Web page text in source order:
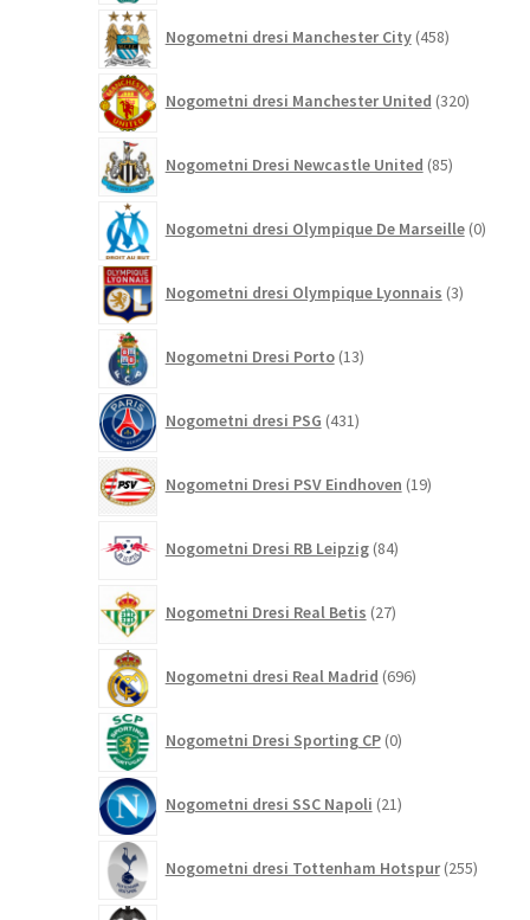
Nogometni dresi Manchester City 458izdelkov
Nogometni dresi Manchester United 320izdelkov
Nogometni Dresi Newcastle United 85izdelkov
Nogometni dresi Olympique De Marseille 0
Nogometni dresi Olympique Lyonnais 3izdelki
Nogometni Dresi Porto 13izdelkov
Nogometni dresi PSG 431izdelkov
Nogometni Dresi PSV Eindhoven 19izdelkov
Nogometni Dresi RB Leipzig 84izdelkov
Nogometni Dresi Real Betis 27izdelkov
Nogometni dresi Real Madrid 696izdelkov
Nogometni Dresi Sporting CP 0izdelkov
Nogometni dresi SSC Napoli 21izdelkov
Nogometni dresi Tottenham Hotspur 255